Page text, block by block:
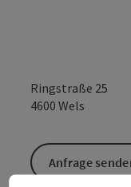
Ringstraße 25
4600 Wels
Anfrage